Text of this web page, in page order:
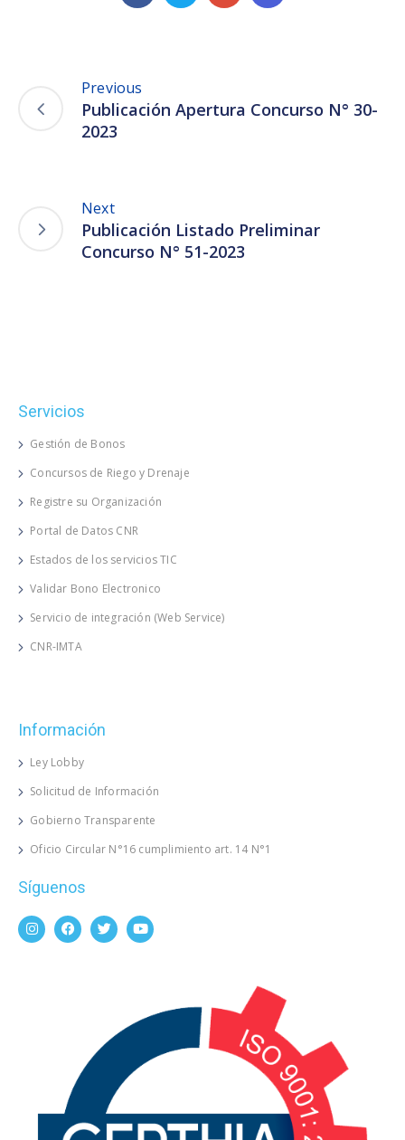
Previous
Publicación Apertura Concurso N° 30-
2023
Next
Publicación Listado Preliminar
Concurso N° 51-2023
Servicios
Gestión de Bonos
Concursos de Riego y Drenaje
Registre su Organización
Portal de Datos CNR
Estados de los servicios TIC
Validar Bono Electronico
Servicio de integración (Web Service)
CNR-IMTA
Información
Ley Lobby
Solicitud de Información
Gobierno Transparente
Oficio Circular N°16 cumplimiento art. 14 N°1
Síguenos